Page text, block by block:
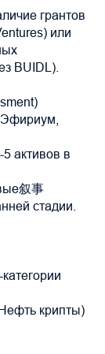
грантов
или
BUIDL).
активов в
叙事
стадии.
крипты)